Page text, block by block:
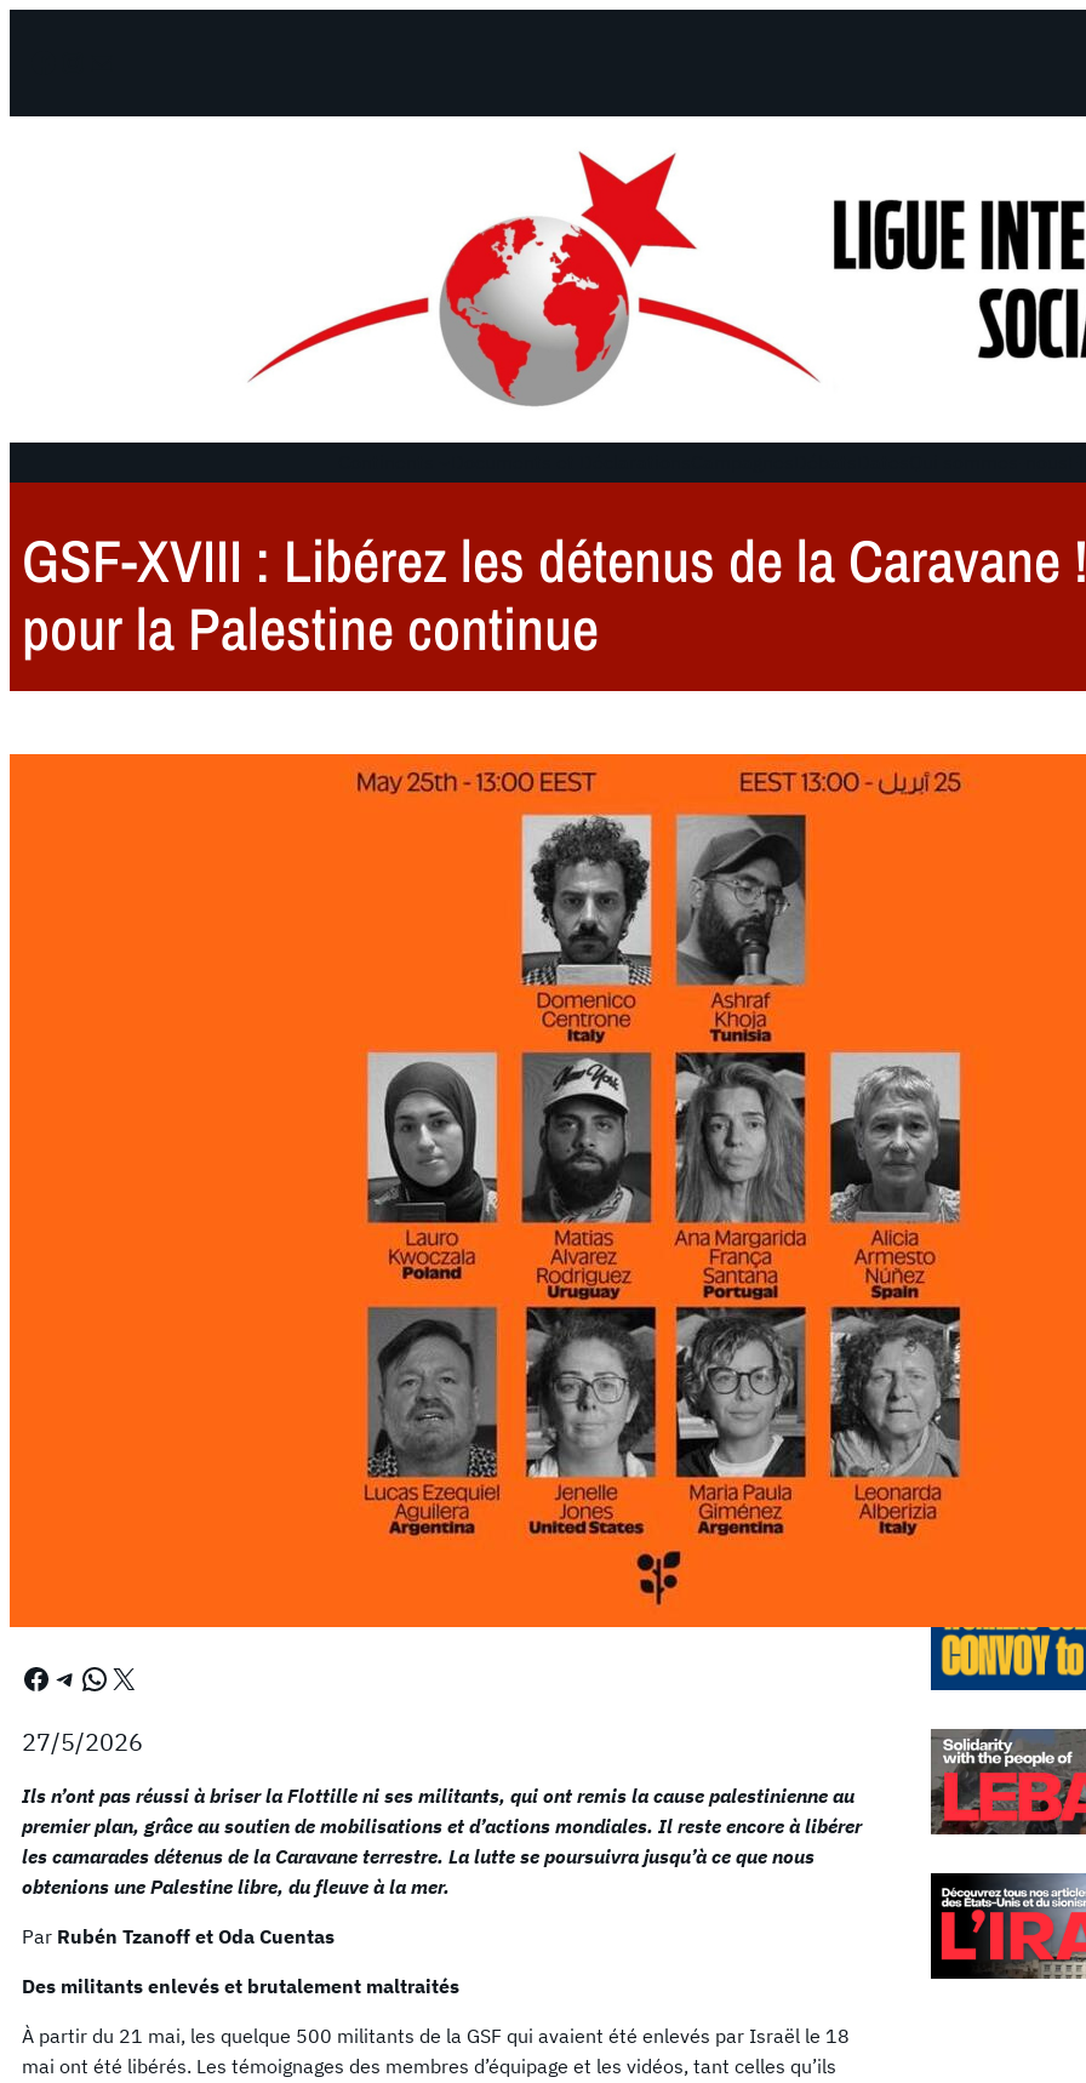
GSF-XVIII : Libérez les détenus de la Caravane
pour la Palestine continue
Facebook Telegram WhatsApp X
27/5/2026
Ils n’ont pas réussi à briser la Flottille ni ses militants, qui ont remis la cause palestinienne au
premier plan, grâce au soutien de mobilisations et d’actions mondiales. Il reste encore à libérer
les camarades détenus de la Caravane terrestre. La lutte se poursuivra jusqu’à ce que nous
obtenions une Palestine libre, du fleuve à la mer.
Par Rubén Tzanoff et Oda Cuentas
Des militants enlevés et brutalement maltraités
À partir du 21 mai, les quelque 500 militants de la GSF qui avaient été enlevés par Israël le 18
mai ont été libérés. Les témoignages des membres d’équipage et les vidéos, tant celles qu’ils